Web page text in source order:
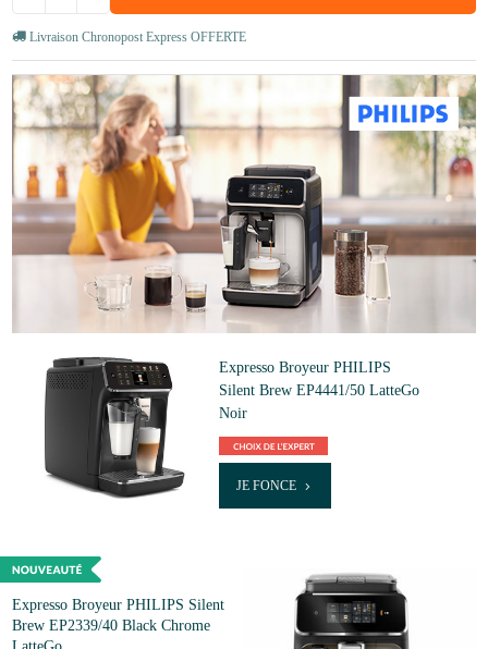
Livraison Chronopost Express OFFERTE
Expresso Broyeur PHILIPS
Silent Brew EP4441/50 LatteGo
Noir
JE FONCE
Expresso Broyeur PHILIPS Silent
Brew EP2339/40 Black Chrome